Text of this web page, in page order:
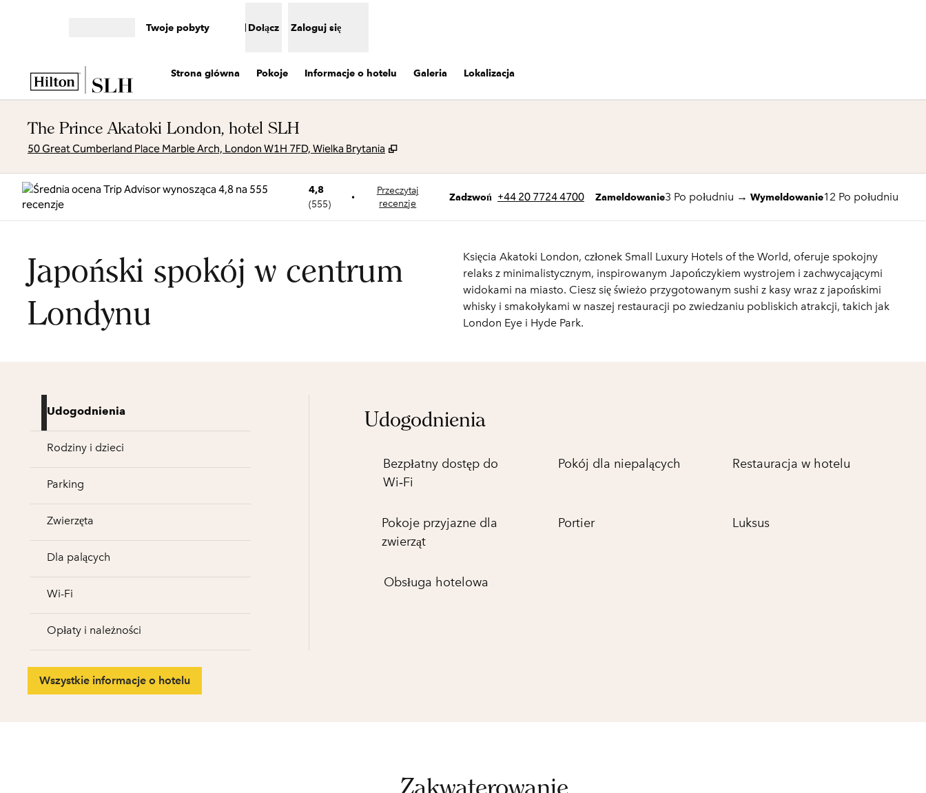
Twoje pobyty Dołącz Zaloguj się
Strona główna Pokoje Informacje o hotelu Galeria Lokalizacja
The Prince Akatoki London, hotel SLH
50 Great Cumberland Place Marble Arch, London W1H 7FD, Wielka Brytania ,
4,8
(555)
•
Przeczytaj
recenzje
Zadzwoń
Rozmowa +44 20 7724 4700 Zameldowanie3 Po południu → Wymeldowanie12 Po południu
Japoński spokój w centrum
Londynu
Księcia Akatoki London, członek Small Luxury Hotels of the World, oferuje spokojny
relaks z minimalistycznym, inspirowanym Japończykiem wystrojem i zachwycającymi
widokami na miasto. Ciesz się świeżo przygotowanym sushi z kasy wraz z japońskimi
whisky i smakołykami w naszej restauracji po zwiedzaniu pobliskich atrakcji, takich jak
London Eye i Hyde Park.
Udogodnienia
Rodziny i dzieci
Parking
Zwierzęta
Dla palących
Wi-Fi
Opłaty i należności
Udogodnienia
Bezpłatny dostęp do
Wi‑Fi
Pokój dla niepalących Restauracja w hotelu
Pokoje przyjazne dla
zwierząt
Portier Luksus
Obsługa hotelowa
Wszystkie informacje o hotelu